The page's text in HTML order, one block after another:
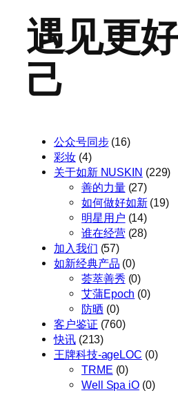
遇见更
己
公众号同步(16)
彩妆(4)
关于如新 NUSKIN (229)
善的力量(27)
如何做好如新(19)
明星用户 (14)
谁在经营(28)
加入我们 (57)
如新经典产品 (0)
荟萃善秀 (0)
艾蒲Epoch (0)
防晒 (0)
客户鉴证 (760)
快讯(213)
王牌科技-ageLOC (0)
TRME (0)
Well Spa iO(0)